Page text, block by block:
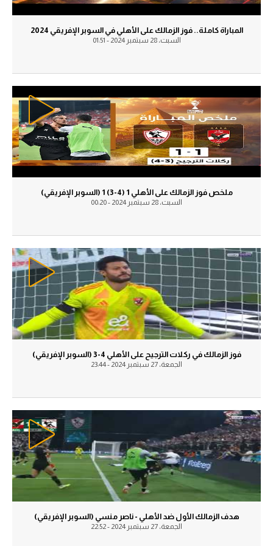
آراء حرة
بطولات
الدوري المصري
الدوري الإنجليزي الممتاز
الدوري الفرنسي
الدوري السعودي للمحترفين
دوري أبطال أوروبا
دوري أبطال إفريقيا
أقسام
الكرة المصرية
الدوري المصري
الكرة الأوروبية
الكرة الإفريقية
آراء حرة
بطولات
أمريكا 2026
الدوري المصري
الدوري الإنجليزي الممتاز
الدوري الإيطالي
الدوري الفرنسي
الدوري السعودي للمحترفين
دوري أبطال أوروبا
دوري أبطال إفريقيا
أقسام
الكرة المصرية
الدوري المصري
الكرة الأوروبية
الكرة الإفريقية
منتخب مصر
المباراة كاملة.. فوز الزمالك على الأهلي في السوبر الإفريقي 2024
السبت، 28 سبتمبر 2024 - 01:51
ملخص فوز الزمالك على الأهلي 1 (4-3) 1 (السوبر الإفريقي)
السبت، 28 سبتمبر 2024 - 00:20
فوز الزمالك في ركلات الترجيح على الأهلي 4-3 (السوبر الإفريقي)
الجمعة، 27 سبتمبر 2024 - 23:44
هدف الزمالك الأول ضد الأهلي - ناصر منسي (السوبر الإفريقي)
الجمعة، 27 سبتمبر 2024 - 22:52